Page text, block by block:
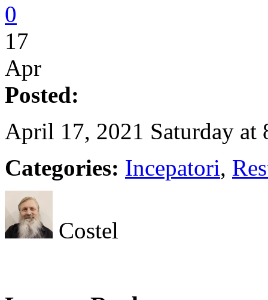
0
17
Apr
Posted:
April 17, 2021 Saturday at
Categories: Incepatori,
Costel